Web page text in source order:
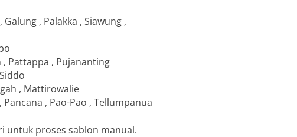
, Palakka , Siawung ,
, Pattappa , Pujananting
, Mattirowalie
, Pao-Pao , Tellumpanua
untuk proses sablon manual.